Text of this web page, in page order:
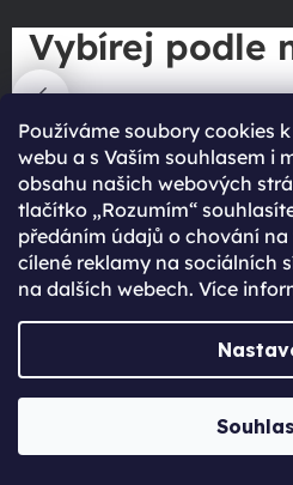
Používáme soubory cookies
webu a s Vaším souhlasem i
obsahu našich webových
tlačítko „Rozumím“
předáním údajů o chování
cílené reklamy na sociálních
na dalších webech. Více
Vybírej podle
Novinky ze